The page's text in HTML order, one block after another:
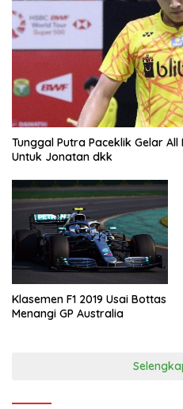
Tunggal Putra Paceklik Gelar
Untuk Jonatan dkk
Klasemen F1 2019 Usai Bottas
Menangi GP Australia